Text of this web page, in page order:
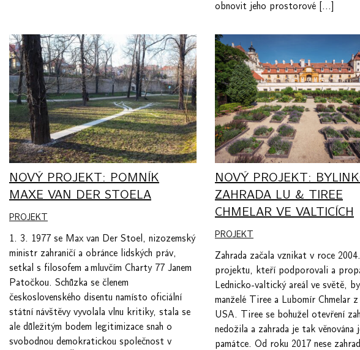
obnovit jeho prostorové […]
NOVÝ PROJEKT: POMNÍK
MAXE VAN DER STOELA
PROJEKT
1. 3. 1977 se Max van Der Stoel, nizozemský
ministr zahraničí a obránce lidských práv,
setkal s filosofem a mluvčím Charty 77 Janem
Patočkou. Schůzka se členem
československého disentu namísto oficiální
státní návštěvy vyvolala vlnu kritiky, stala se
ale důležitým bodem legitimizace snah o
svobodnou demokratickou společnost v
NOVÝ PROJEKT:
ZAHRADA LU & TIREE
CHMELAR VE VALTICÍCH
PROJEKT
Zahrada začala vznikat v roce
projektu, kteří podporovali a
Lednicko-valtický areál ve světě,
manželé Tiree a Lubomír Chmelar z
USA. Tiree se bohužel otevření
nedožila a zahrada je tak věnována
památce. Od roku 2017 nese